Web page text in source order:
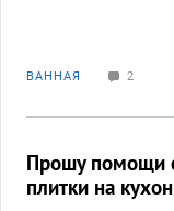
не слишком ли
высоте делать
рисунке
ВАННАЯ 2
Прошу помощи
плитки на